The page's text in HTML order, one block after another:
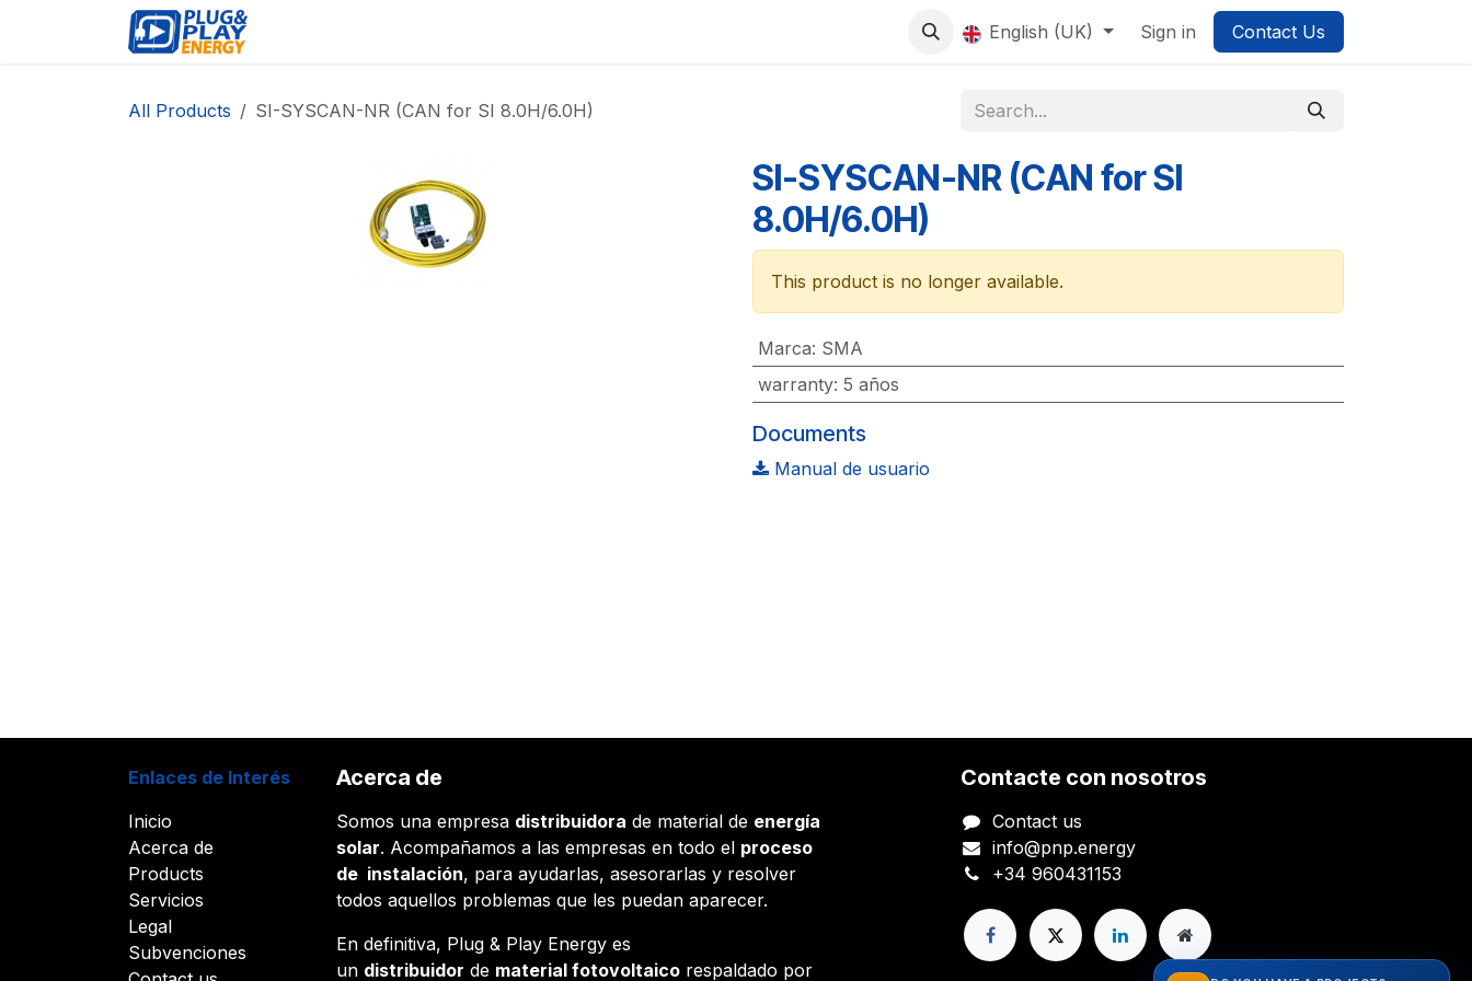
English (UK) Sign in Contact Us
All Products SI-SYSCAN-NR (CAN for SI 8.0H/6.0H)
SI-SYSCAN-NR (CAN for SI
8.0H/6.0H)
This product is no longer available.
Marca: SMA
warranty: 5 años
Documents
Manual de usuario
Enlaces de Interés
Inicio
Acerca de
Products
Servicios
Legal
Subvenciones
Acerca de
Somos una empresa distribuidora de material de energía
solar. Acompañamos a las empresas en todo el proceso
de instalación, para ayudarlas, asesorarlas y resolver
todos aquellos problemas que les puedan aparecer.
En definitiva, Plug & Play Energy es
un distribuidor de material fotovoltaico respaldado por
Contacte con nosotros
Contact us
info@pnp.energy
+34 960431153